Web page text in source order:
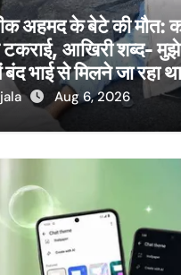
अहमद के बेटे की मौत:
टकराई, आखिरी शब्द- मुझे
भाई से मिलने जा रहा था
Aug 6, 2026